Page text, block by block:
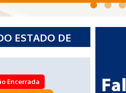
ESTADO DE
Encerrada